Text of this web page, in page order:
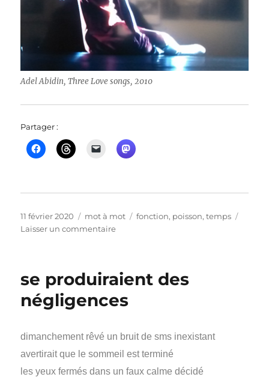
Adel Abidin, Three Love songs, 2010
Partager :
Publié
le
11 février 2020 Catégories
mot à mot Étiquettes
fonction, poisson,temps
Laisser un commentairesur
halieutique
se produiraient des
négligences
dimanchement rêvé un bruit de sms inexistant
avertirait que le sommeil est terminé
les yeux fermés dans un faux calme décidé